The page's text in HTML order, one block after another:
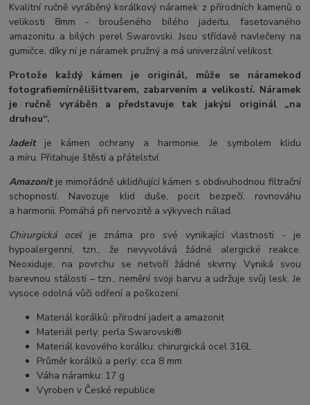
Kvalitní ručně vyráběný korálkový náramek z přírodních kamenů o
velikosti 8mm - broušeného bílého jadeitu, fasetovaného
amazonitu a bílých perel Swarovski. Jsou střídavě navlečeny na
gumičce, díky ní je náramek pružný a má univerzální velikost.
Protože každý kámen je originál, může se náramekod
fotografiemírnělišittvarem, zabarvením a velikostí. Náramek
je ručně vyráběn a představuje tak jakýsi originál „na
druhou“.
Jadeitje kámen ochrany a harmonie. Je symbolem klidu
a míru. Přitahuje štěstí a přátelství.
Amazonitje mimořádně uklidňující kámen s obdivuhodnou filtrační
schopností. Navozuje klid duše, pocit bezpečí, rovnováhu
a harmonii. Pomáhá při nervozitě a výkyvech nálad.
Chirurgická ocelje známa pro své vynikající vlastnosti - je
hypoalergenní, tzn., že nevyvolává žádné alergické reakce.
Neoxiduje, na povrchu se netvoří žádné skvrny. Vyniká svou
barevnou stálostí – tzn., nemění svoji barvu a udržuje svůj lesk. Je
vysoce odolná vůči odření a poškození.
Materiál korálků: přírodní jadeit a amazonit
Materiál perly: perla Swarovski®
Materiál kovového korálku: chirurgická ocel 316L
Průměr korálků a perly: cca 8 mm
Váha náramku: 17 g
Vyroben v České republice